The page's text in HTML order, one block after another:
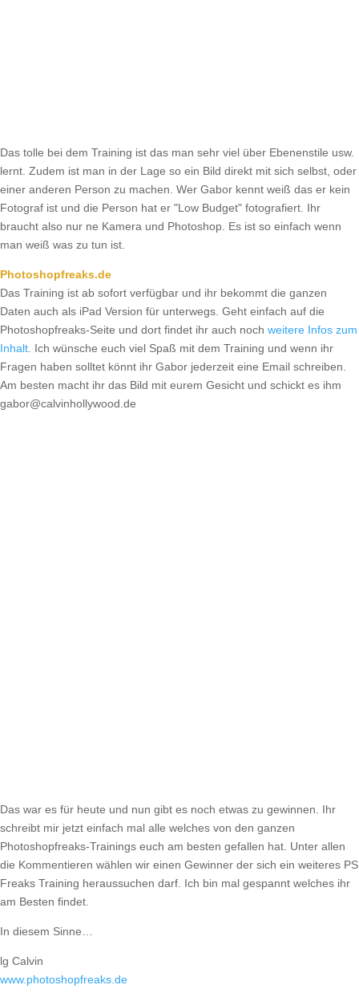
Das tolle bei dem Training ist das man sehr viel über Ebenenstile usw.
lernt. Zudem ist man in der Lage so ein Bild direkt mit sich selbst, oder
einer anderen Person zu machen. Wer Gabor kennt weiß das er kein
Fotograf ist und die Person hat er "Low Budget" fotografiert. Ihr
braucht also nur ne Kamera und Photoshop. Es ist so einfach wenn
man weiß was zu tun ist.
Photoshopfreaks.de
Das Training ist ab sofort verfügbar und ihr bekommt die ganzen
Daten auch als iPad Version für unterwegs. Geht einfach auf die
Photoshopfreaks-Seite und dort findet ihr auch noch weitere Infos zum
Inhalt . Ich wünsche euch viel Spaß mit dem Training und wenn ihr
Fragen haben solltet könnt ihr Gabor jederzeit eine Email schreiben.
Am besten macht ihr das Bild mit eurem Gesicht und schickt es ihm
gabor@calvinhollywood.de
Das war es für heute und nun gibt es noch etwas zu gewinnen. Ihr
schreibt mir jetzt einfach mal alle welches von den ganzen
Photoshopfreaks-Trainings euch am besten gefallen hat. Unter allen
die Kommentieren wählen wir einen Gewinner der sich ein weiteres PS
Freaks Training heraussuchen darf. Ich bin mal gespannt welches ihr
am Besten findet.
In diesem Sinne…
lg Calvin
www.photoshopfreaks.de